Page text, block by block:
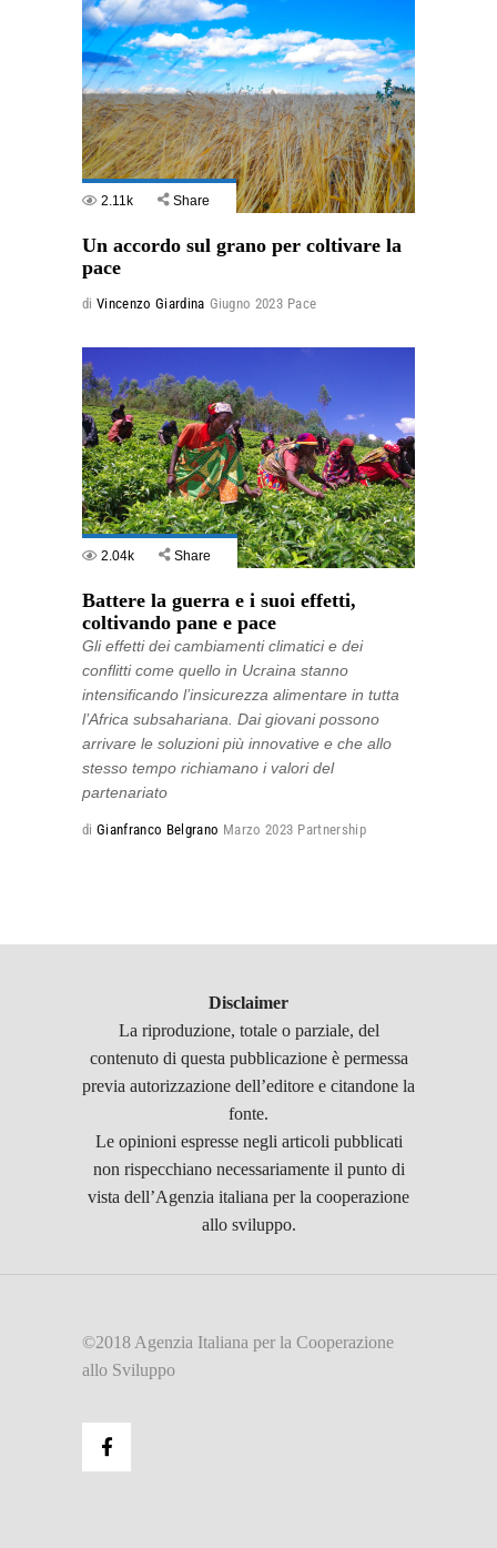
2.11k Share
Un accordo sul grano per coltivare la
pace
di Vincenzo Giardina Giugno 2023 Pace
2.04k Share
Battere la guerra e i suoi effetti,
coltivando pane e pace
Gli effetti dei cambiamenti climatici e dei
conflitti come quello in Ucraina stanno
intensificando l’insicurezza alimentare in tutta
l’Africa subsahariana. Dai giovani possono
arrivare le soluzioni più innovative e che allo
stesso tempo richiamano i valori del
partenariato
di Gianfranco Belgrano Marzo 2023 Partnership
Disclaimer
La riproduzione, totale o parziale, del
contenuto di questa pubblicazione è permessa
previa autorizzazione dell’editore e citandone la
fonte.
Le opinioni espresse negli articoli pubblicati
non rispecchiano necessariamente il punto di
vista dell’Agenzia italiana per la cooperazione
allo sviluppo.
©2018 Agenzia Italiana per la Cooperazione
allo Sviluppo